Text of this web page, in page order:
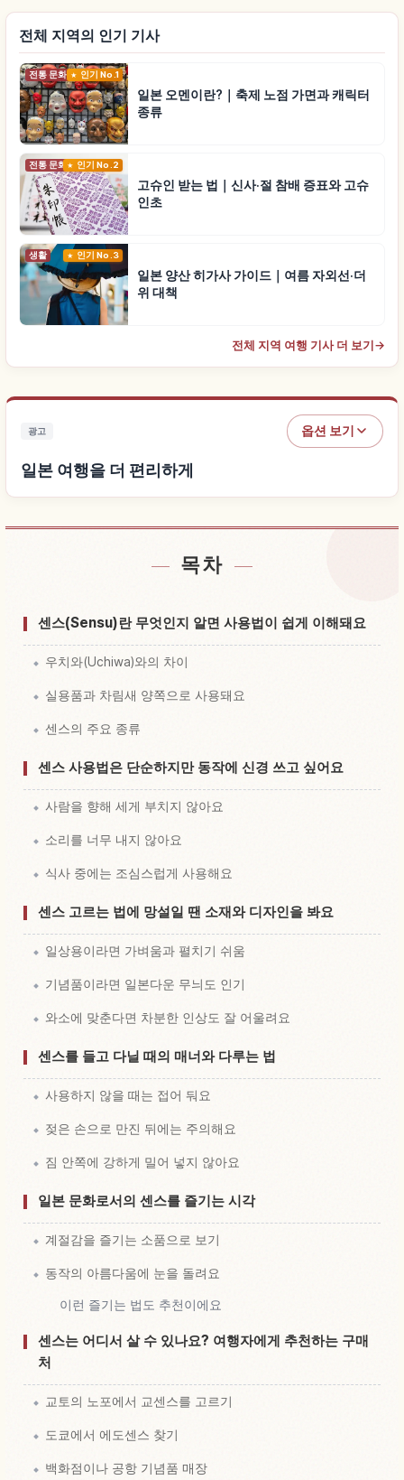
전체 지역의 인기 기사
전통 문화 인기 No.1
일본 오멘이란?｜축제 노점 가면과 캐릭터
종류
전통 문화 인기 No.2
고슈인 받는 법｜신사·절 참배 증표와 고슈
인초
생활 인기 No.3
일본 양산 히가사 가이드｜여름 자외선·더
위 대책
전체 지역 여행 기사 더 보기 →
광고 옵션 보기
일본 여행을 더 편리하게
일본 근처 숙소 찾기↗
일본 체험 찾기↗
목차
센스(Sensu)란 무엇인지 알면 사용법이 쉽게 이해돼요
우치와(Uchiwa)와의 차이
실용품과 차림새 양쪽으로 사용돼요
센스의 주요 종류
센스 사용법은 단순하지만 동작에 신경 쓰고 싶어요
사람을 향해 세게 부치지 않아요
소리를 너무 내지 않아요
식사 중에는 조심스럽게 사용해요
센스 고르는 법에 망설일 땐 소재와 디자인을 봐요
일상용이라면 가벼움과 펼치기 쉬움
기념품이라면 일본다운 무늬도 인기
와소에 맞춘다면 차분한 인상도 잘 어울려요
센스를 들고 다닐 때의 매너와 다루는 법
사용하지 않을 때는 접어 둬요
젖은 손으로 만진 뒤에는 주의해요
짐 안쪽에 강하게 밀어 넣지 않아요
일본 문화로서의 센스를 즐기는 시각
계절감을 즐기는 소품으로 보기
동작의 아름다움에 눈을 돌려요
이런 즐기는 법도 추천이에요
센스는 어디서 살 수 있나요? 여행자에게 추천하는 구매
처
교토의 노포에서 교센스를 고르기
도쿄에서 에도센스 찾기
백화점이나 공항 기념품 매장